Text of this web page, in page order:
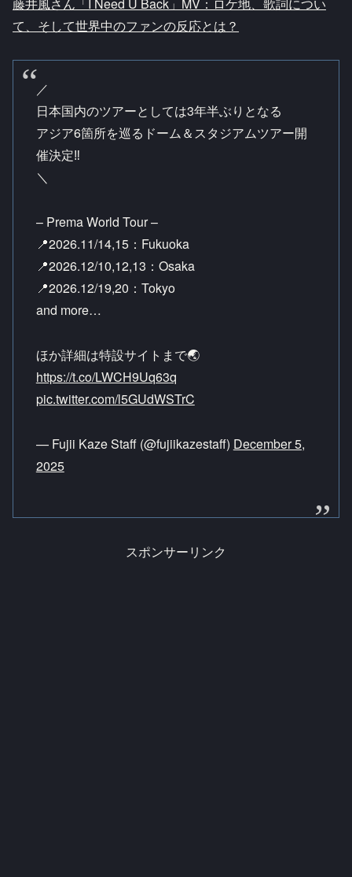
藤井風さん「I Need U Back」MV：ロケ地、歌詞につい
て、そして世界中のファンの反応とは？
／
日本国内のツアーとしては3年半ぶりとなる
アジア6箇所を巡るドーム＆スタジアムツアー開
催決定‼︎
＼
– Prema World Tour –
📍2026.11/14,15：Fukuoka
📍2026.12/10,12,13：Osaka
📍2026.12/19,20：Tokyo
and more…
ほか詳細は特設サイトまで🌏
https://t.co/LWCH9Uq63q
pic.twitter.com/l5GUdWSTrC
— Fujii Kaze Staff (@fujiikazestaff) December 5,
2025
スポンサーリンク